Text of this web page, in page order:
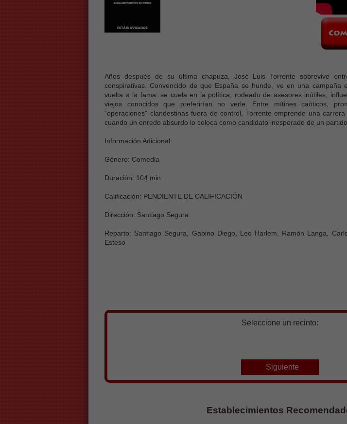
Años después de su última chapuza, José Luis Torrente sobrevive
conspirativas. Convencido de que España se hunde, ve en una campaña
vuelta a la fama: se cuela en la política, rodeado de asesores inútiles,
viejos conocidos que preferirían no verle. Entre mítines caóticos,
“operaciones” clandestinas fuera de control, Torrente emprende una
cuando un enredo absurdo lo coloca como candidato inesperado de un partido
Información Adicional:
Género: Comedia
Duración: 104 min.
Calificación: PENDIENTE DE CALIFICACIÓN
Dirección: Santiago Segura
Reparto: Santiago Segura, Gabino Diego, Leo Harlem, Ramón Langa,
Esteso
Seleccione un recinto:
Siguiente
Establecimientos